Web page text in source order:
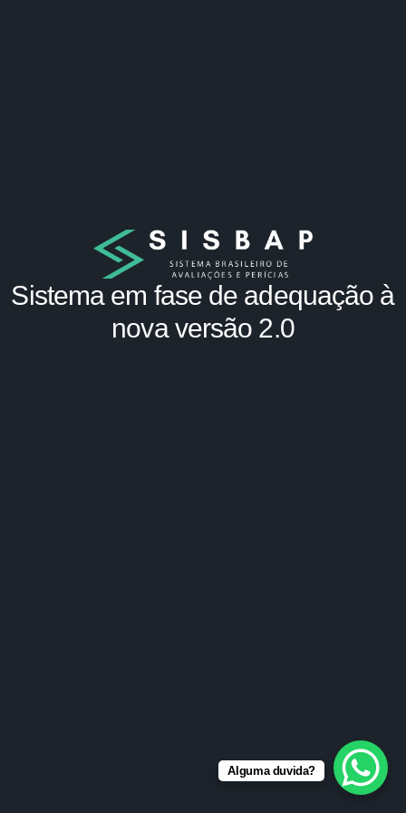
Sistema em fase de adequação à
nova versão 2.0
Alguma duvida?